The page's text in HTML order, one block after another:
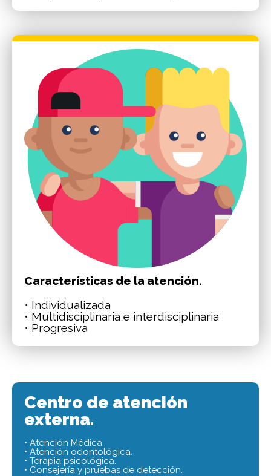
Características de la atención.
• Individualizada
• Multidisciplinaria e interdisciplinaria
• Progresiva
Centro de atención
externa.
• Atención Médica.
• Atención odontológica.
• Terapia psicológica.
• Consejería y pruebas de detección.